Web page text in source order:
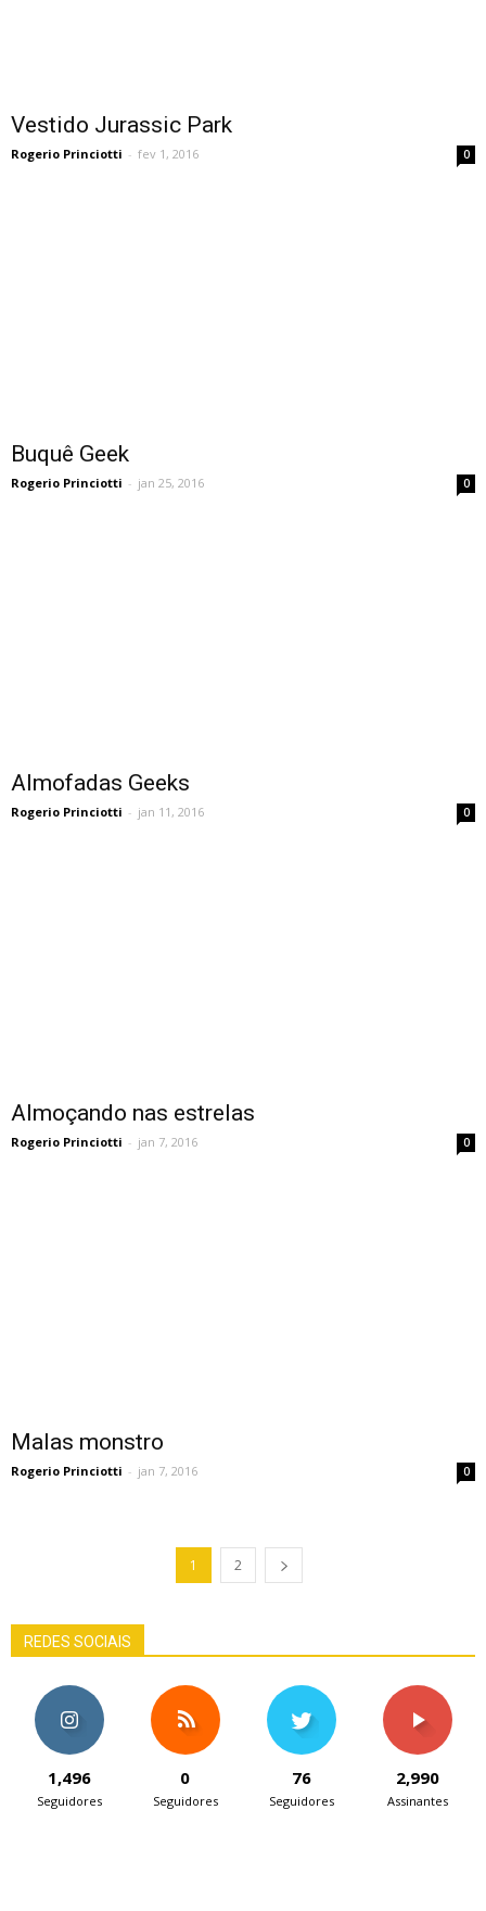
Vestido Jurassic Park
Rogerio Princiotti - fev 1, 2016 0
Buquê Geek
Rogerio Princiotti - jan 25, 2016 0
Almofadas Geeks
Rogerio Princiotti - jan 11, 2016 0
Almoçando nas estrelas
Rogerio Princiotti - jan 7, 2016 0
Malas monstro
Rogerio Princiotti - jan 7, 2016 0
1 2
REDES SOCIAIS
1,496
Seguidores
0
Seguidores
76
Seguidores
2,990
Assinantes